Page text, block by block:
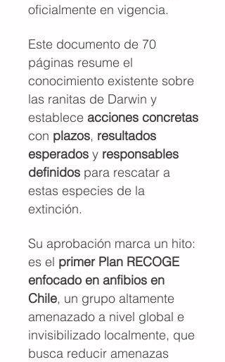
oficialmente en vigencia.
Este documento de 70
páginas resume el
conocimiento existente sobre
las ranitas de Darwin y
establece acciones concretas
con plazos, resultados
esperados y responsables
definidos para rescatar a
estas especies de la
extinción.
Su aprobación marca un hito:
es el primer Plan RECOGE
enfocado en anfibios en
Chile, un grupo altamente
amenazado a nivel global e
invisibilizado localmente, que
busca reducir amenazas